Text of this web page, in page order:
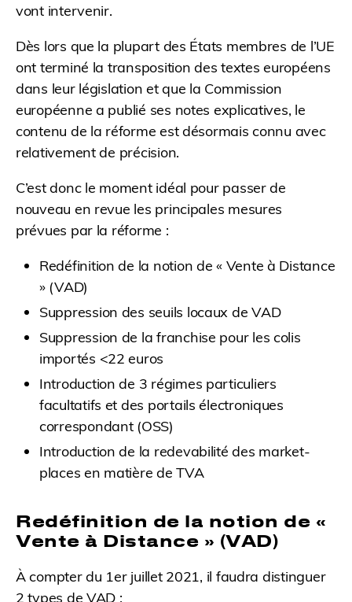
vont intervenir.
Dès lors que la plupart des États membres de l’UE
ont terminé la transposition des textes européens
dans leur législation et que la Commission
européenne a publié ses notes explicatives, le
contenu de la réforme est désormais connu avec
relativement de précision.
C’est donc le moment idéal pour passer de
nouveau en revue les principales mesures
prévues par la réforme :
Redéfinition de la notion de « Vente à Distance
» (VAD)
Suppression des seuils locaux de VAD
Suppression de la franchise pour les colis
importés <22 euros
Introduction de 3 régimes particuliers
facultatifs et des portails électroniques
correspondant (OSS)
Introduction de la redevabilité des market-
places en matière de TVA
Redéfinition de la notion de «
Vente à Distance » (VAD)
À compter du 1er juillet 2021, il faudra distinguer
2 types de VAD :